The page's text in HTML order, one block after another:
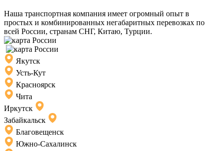
Наша транспортная компания имеет огромный опыт в
простых и комбинированных негабаритных перевозках по
всей России, странам СНГ, Китаю, Турции.
Якутск
Усть-Кут
Красноярск
Чита
Иркутск
Забайкальск
Благовещенск
Южно-Сахалинск